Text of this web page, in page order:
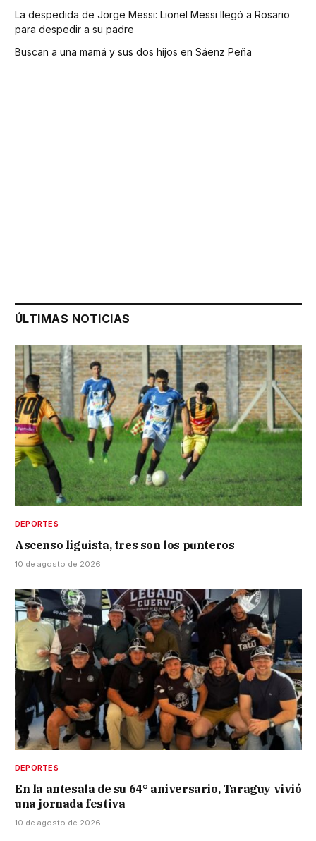
La despedida de Jorge Messi: Lionel Messi llegó a Rosario
para despedir a su padre
Buscan a una mamá y sus dos hijos en Sáenz Peña
ÚLTIMAS NOTICIAS
DEPORTES
Ascenso liguista, tres son los punteros
10 de agosto de 2026
DEPORTES
En la antesala de su 64° aniversario, Taraguy vivió
una jornada festiva
10 de agosto de 2026